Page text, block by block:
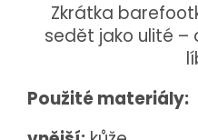
Zkrátka
sedět jako ulité –
Použité materiály: